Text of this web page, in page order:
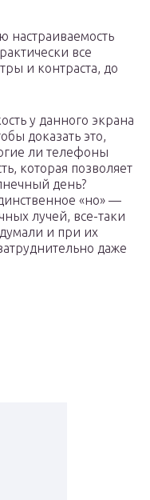
настраиваемость
все
и контраста, до
у данного экрана
доказать это,
ли телефоны
которая позволяет
день?
«но» —
лучей, все-таки
и при их
даже